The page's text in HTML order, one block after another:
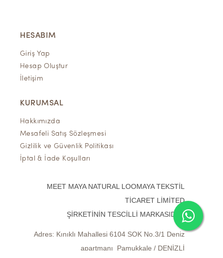
HESABIM
Giriş Yap
Hesap Oluştur
İletişim
KURUMSAL
Hakkımızda
Mesafeli Satış Sözleşmesi
Gizlilik ve Güvenlik Politikası
İptal & İade Koşulları
MEET MAYA NATURAL LOOMAYA TEKSTİL
TİCARET LİMİTED
ŞİRKETİNİN TESCİLLİ MARKASIDIR.
Adres: Kınıklı Mahallesi 6104 SOK No.3/1 Deniz
apartmanı Pamukkale / DENİZLİ